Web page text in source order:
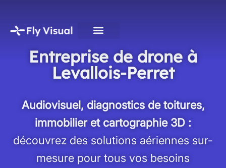
Entreprise de drone à
Levallois-Perret
Audiovisuel, diagnostics de toitures,
immobilier et cartographie 3D :
découvrez des solutions aériennes sur-
mesure pour tous vos besoins